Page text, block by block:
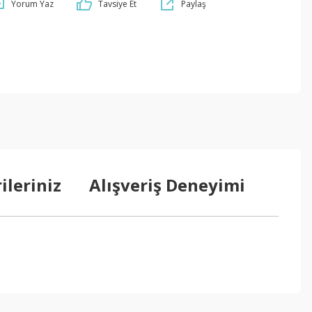
Yorum Yaz Tavsiye Et Paylaş
Alışveriş Deneyimi